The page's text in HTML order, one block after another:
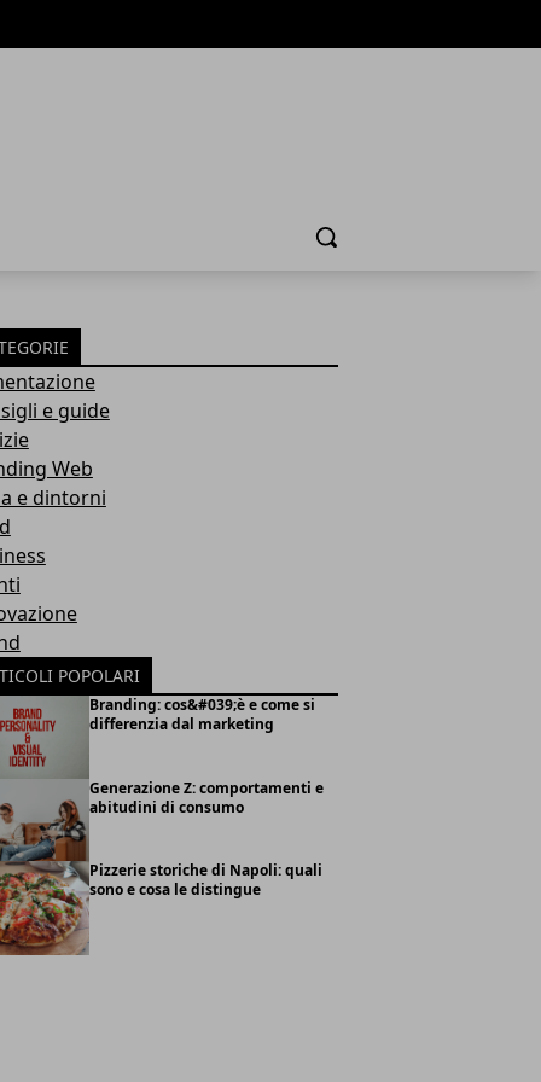
Cerca
e guide
Web
e dintorni
POPOLARI
Branding: cos&#039;è e come si
differenzia dal marketing
Generazione Z: comportamenti e
abitudini di consumo
Pizzerie storiche di Napoli: quali
sono e cosa le distingue